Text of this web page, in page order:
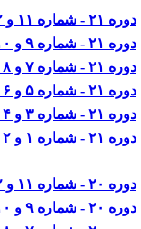
دوره ۲۱ - شماره ۱۱ و ۱۲
دوره ۲۱ - شماره ۹ و ۱۰
دوره ۲۱ - شماره ۷ و ۸
دوره ۲۱ - شماره ۵ و ۶
دوره ۲۱ - شماره ۳ و ۴
دوره ۲۱ - شماره ۱ و ۲
دوره ۲۰ - شماره ۱۱ و ۱۲
دوره ۲۰ - شماره ۹ و ۱۰